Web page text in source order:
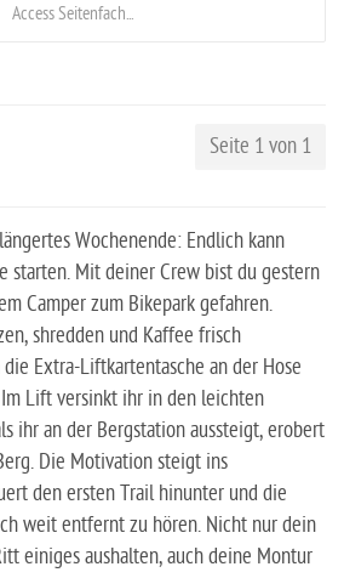
Access Seitenfach...
Seite 1 von 1
Wochenende: Endlich kann
starten. Mit deiner Crew bist du gestern
Camper zum Bikepark gefahren.
shredden und Kaffee frisch
Extra-Liftkartentasche an der Hose
Im Lift versinkt ihr in den leichten
ihr an der Bergstation aussteigt, erobert
Die Motivation steigt ins
den ersten Trail hinunter und die
weit entfernt zu hören. Nicht nur dein
einiges aushalten, auch deine Montur